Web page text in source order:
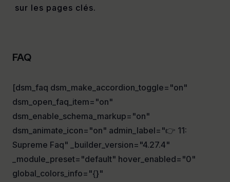
sur les pages clés.
FAQ
[dsm_faq dsm_make_accordion_toggle="on"
dsm_open_faq_item="on"
dsm_enable_schema_markup="on"
dsm_animate_icon="on" admin_label="👉 11:
Supreme Faq" _builder_version="4.27.4"
_module_preset="default" hover_enabled="0"
global_colors_info="{}"